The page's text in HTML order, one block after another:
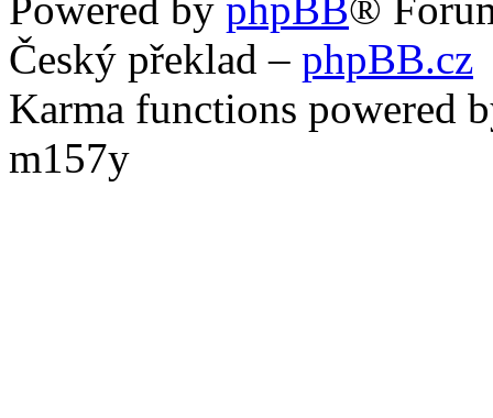
Český překlad – phpBB.cz
Karma functions powered
m157y